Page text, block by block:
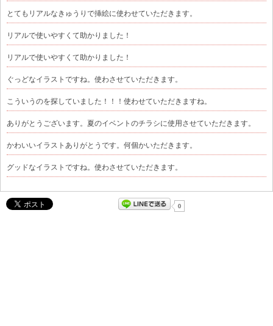
とてもリアルなきゅうりで挿絵に使わせていただきます。
リアルで使いやすくて助かりました！
リアルで使いやすくて助かりました！
ぐっどなイラストですね。使わさせていただきます。
こういうのを探していました！！！使わせていただきますね。
ありがとうございます。夏のイベントのチラシに使用させていただきます。
かわいいイラストありがとうです。何個かいただきます。
グッドなイラストですね。使わさせていただきます。
0